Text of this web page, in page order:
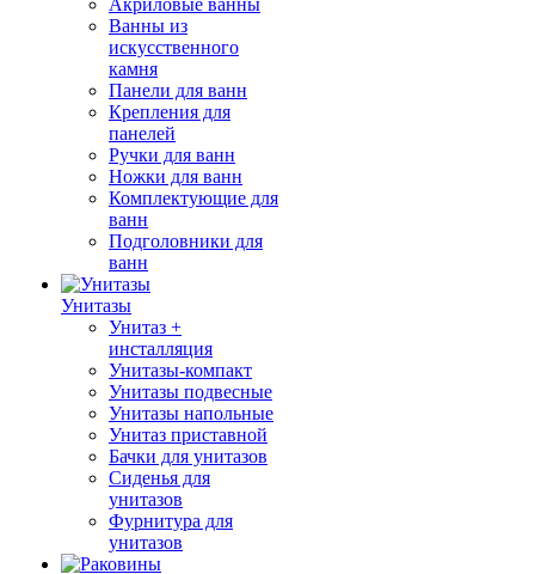
Акриловые ванны
Ванны из
искусственного
камня
Панели для ванн
Крепления для
панелей
Ручки для ванн
Ножки для ванн
Комплектующие для
ванн
Подголовники для
ванн
Унитазы
Унитаз +
инсталляция
Унитазы-компакт
Унитазы подвесные
Унитазы напольные
Унитаз приставной
Бачки для унитазов
Сиденья для
унитазов
Фурнитура для
унитазов